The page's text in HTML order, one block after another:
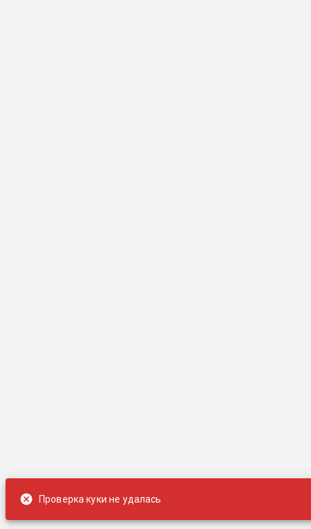
Проверка куки не удалась